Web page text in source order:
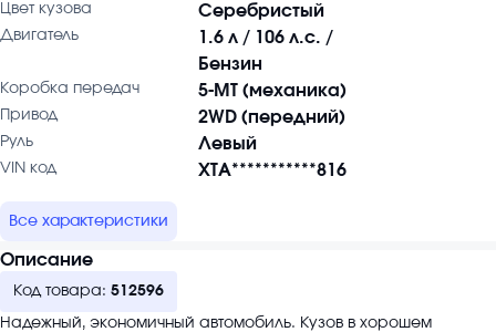
Цвет кузова Серебристый
Двигатель
1.6 л / 106 л.с. /
Бензин
Коробка передач 5-MT (механика)
Привод 2WD (передний)
Руль Левый
VIN код XTA***********816
Все характеристики
Описание
Код товара: 512596
Надежный, экономичный автомобиль. Кузов в хорошем